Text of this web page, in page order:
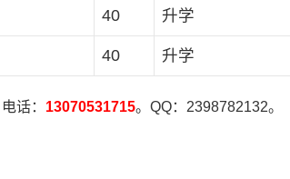
40 升学
40 升学
话： 13070531715。QQ：2398782132。